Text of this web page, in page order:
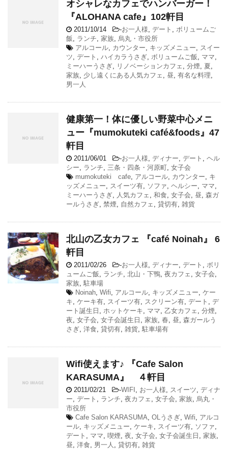
オシャレなカフェでハンバーガー！
『ALOHANA cafe』102軒目
2011/10/14 -お一人様, デート , ボリュームご
飯, ランチ, 家族, 烏丸・市役所
アルコール, カウンター, キッズメニュー, スイー
ツ, デート , ハイカラうさぎ, ボリュームご飯, ママ,
ミーハーうさぎ, リノベーションカフェ , 分煙, 夏,
家族, 少し遠くにある人気カフェ , 昼, 有名な料理,
男一人
健康第一！体に優しい野菜中心メニ
ュー『mumokuteki café&foods』47
軒目
2011/06/01 -お一人様, ディナー, デート , ヘル
シー, ランチ, 三条・四条・河原町, 女子会
mumokuteki cafe, アルコール, カウンター, キ
ッズメニュー, スイーツ有, ソファ, ヘルシー, ママ,
ミーハーうさぎ, 人気カフェ , 和食, 女子会, 昼, 森ガ
ールうさぎ, 禁煙, 自然カフェ , 貸切有, 雑貨
北山の乙女カフェ 『café Noinah』 6
軒目
2011/02/26 -お一人様, ディナー, デート , ボリ
ュームご飯, ランチ, 北山・下鴨, 夜カフェ , 女子会,
家族, 駐車場
Noinah, Wifi, アルコール, キッズメニュー, ケー
キ, ケーキ有, スイーツ有, スクリーン有, デート , デ
ート誕生日 , ホットケーキ, ママ, 乙女カフェ , 分煙,
夜, 女子会, 女子会誕生日 , 家族, 春, 昼, 森ガールう
さぎ, 洋食, 貸切有, 雑貨, 駐車場有
Wifi使えます♪ 『Cafe Salon
KARASUMA』 ４軒目
2011/02/21 -WIFI , お一人様, スイーツ, ディナ
ー, デート , ランチ, 夜カフェ , 女子会, 家族, 烏丸・
市役所
Cafe Salon KARASUMA, OLうさぎ, Wifi, アルコ
ール, キッズメニュー, ケーキ, スイーツ有, ソファ,
デート , ママ, 喫煙, 夜, 女子会, 女子会誕生日 , 家族,
昼, 洋食, 男一人 , 貸切有, 雑貨